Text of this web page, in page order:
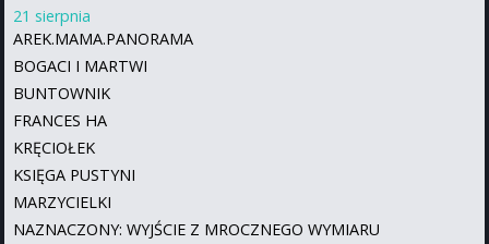
21 sierpnia
AREK.MAMA.PANORAMA
BOGACI I MARTWI
BUNTOWNIK
FRANCES HA
KRĘCIOŁEK
KSIĘGA PUSTYNI
MARZYCIELKI
NAZNACZONY: WYJŚCIE Z MROCZNEGO WYMIARU